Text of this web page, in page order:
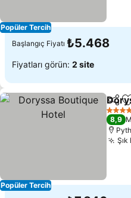
Popüler Tercih
Başlangıç Fiyatı ₺5.468
Fiyatları görün: 2 site
Popüler Tercih
4 Yıldız
8,9
Şık